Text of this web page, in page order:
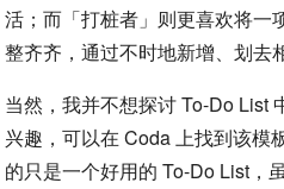
活；而「打桩者」则更喜欢将一
整齐齐，通过不时地新增、划去
当然，我并不想探讨 To-Do List
兴趣，可以在 Coda 上找到该模
的只是一个好用的 To-Do List，